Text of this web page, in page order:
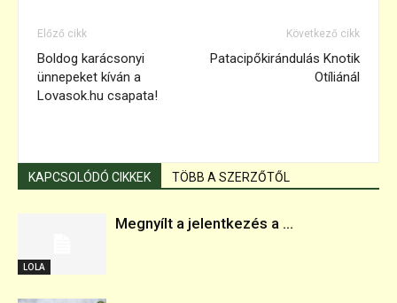
Előző cikk
Boldog karácsonyi
ünnepeket kíván a
Lovasok.hu csapata!
Következő cikk
Patacipőkirándulás Knotik
Otíliánál
KAPCSOLÓDÓ CIKKEK TÖBB A SZERZŐTŐL
LOLA
Megnyílt a jelentkezés a ...